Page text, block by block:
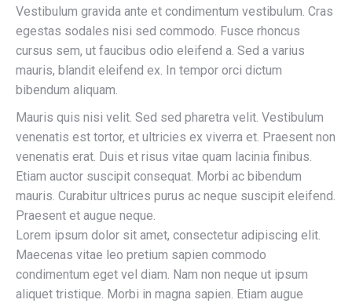
Vestibulum gravida ante et condimentum vestibulum. Cras
egestas sodales nisi sed commodo. Fusce rhoncus
cursus sem, ut faucibus odio eleifend a. Sed a varius
mauris, blandit eleifend ex. In tempor orci dictum
bibendum aliquam.
Mauris quis nisi velit. Sed sed pharetra velit. Vestibulum
venenatis est tortor, et ultricies ex viverra et. Praesent non
venenatis erat. Duis et risus vitae quam lacinia finibus.
Etiam auctor suscipit consequat. Morbi ac bibendum
mauris. Curabitur ultrices purus ac neque suscipit eleifend.
Praesent et augue neque.
Lorem ipsum dolor sit amet, consectetur adipiscing elit.
Maecenas vitae leo pretium sapien commodo
condimentum eget vel diam. Nam non neque ut ipsum
aliquet tristique. Morbi in magna sapien. Etiam augue